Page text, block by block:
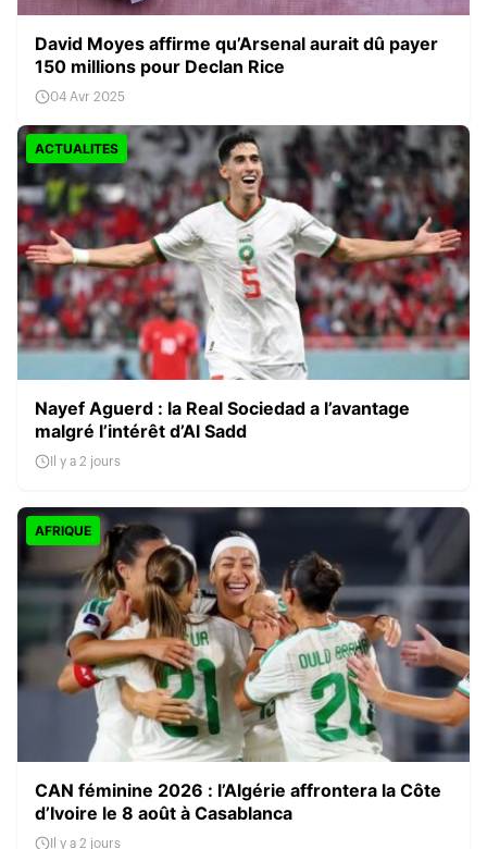
David Moyes affirme qu’Arsenal aurait dû payer
150 millions pour Declan Rice
04 Avr 2025
ACTUALITES
Nayef Aguerd : la Real Sociedad a l’avantage
malgré l’intérêt d’Al Sadd
Il y a 2 jours
AFRIQUE
CAN féminine 2026 : l’Algérie affrontera la Côte
d’Ivoire le 8 août à Casablanca
Il y a 2 jours